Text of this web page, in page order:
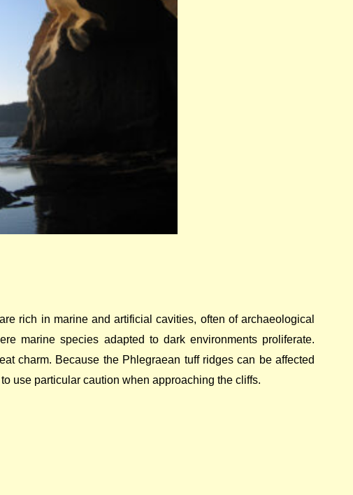
rich in marine and artificial cavities, often of archaeological
marine species adapted to dark environments proliferate.
charm. Because the Phlegraean tuff ridges can be affected
use particular caution when approaching the cliffs.